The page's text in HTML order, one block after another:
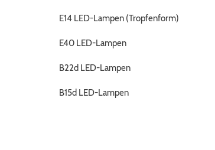
E14 LED-Lampen (Tropfenform)
E40 LED-Lampen
B22d LED-Lampen
B15d LED-Lampen